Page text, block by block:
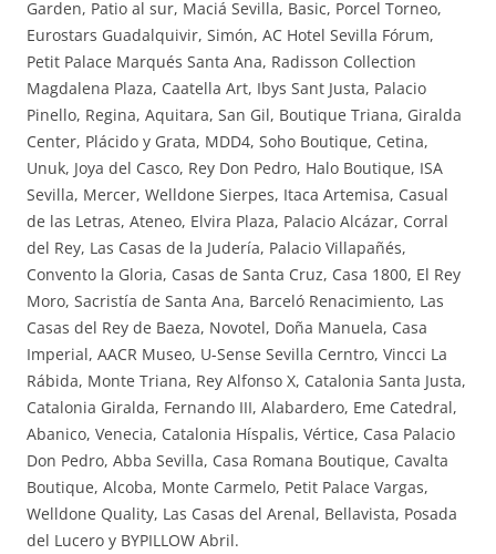
Garden, Patio al sur, Maciá Sevilla, Basic, Porcel Torneo,
Eurostars Guadalquivir, Simón, AC Hotel Sevilla Fórum,
Petit Palace Marqués Santa Ana, Radisson Collection
Magdalena Plaza, Caatella Art, Ibys Sant Justa, Palacio
Pinello, Regina, Aquitara, San Gil, Boutique Triana, Giralda
Center, Plácido y Grata, MDD4, Soho Boutique, Cetina,
Unuk, Joya del Casco, Rey Don Pedro, Halo Boutique, ISA
Sevilla, Mercer, Welldone Sierpes, Itaca Artemisa, Casual
de las Letras, Ateneo, Elvira Plaza, Palacio Alcázar, Corral
del Rey, Las Casas de la Judería, Palacio Villapañés,
Convento la Gloria, Casas de Santa Cruz, Casa 1800, El Rey
Moro, Sacristía de Santa Ana, Barceló Renacimiento, Las
Casas del Rey de Baeza, Novotel, Doña Manuela, Casa
Imperial, AACR Museo, U-Sense Sevilla Cerntro, Vincci La
Rábida, Monte Triana, Rey Alfonso X, Catalonia Santa Justa,
Catalonia Giralda, Fernando III, Alabardero, Eme Catedral,
Abanico, Venecia, Catalonia Híspalis, Vértice, Casa Palacio
Don Pedro, Abba Sevilla, Casa Romana Boutique, Cavalta
Boutique, Alcoba, Monte Carmelo, Petit Palace Vargas,
Welldone Quality, Las Casas del Arenal, Bellavista, Posada
del Lucero y BYPILLOW Abril.